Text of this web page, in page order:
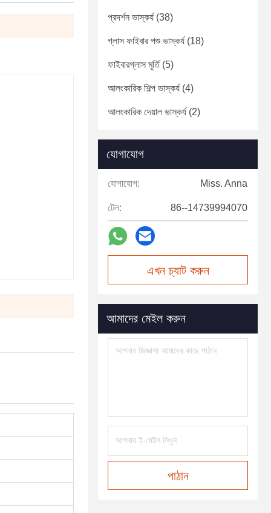
প্রদর্শন ভাস্কর্য (38)
গ্লাস ফাইবার পশু ভাস্কর্য (18)
ফাইবারগ্লাস মূর্তি(5)
আলংকারিক শিল্প ভাস্কর্য (4)
আলংকারিক দেয়াল ভাস্কর্য (2)
যোগাযোগ
যোগাযোগ: Miss. Anna
টেল: 86--14739994070
এখন চ্যাট করুন
আমাদের মেইল করুন
পাঠান